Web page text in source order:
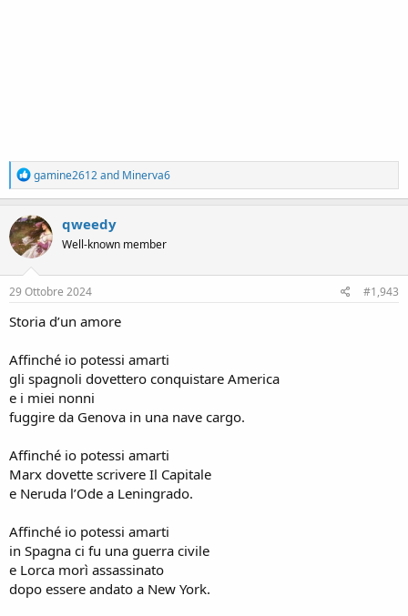
R
e
a
c
t
i
o
n
s
gamine2612and Minerva6
qweedy
Well-known member
29 Ottobre 2024 #1,943
Storia d’un amore
Affinché io potessi amarti
gli spagnoli dovettero conquistare America
e i miei nonni
fuggire da Genova in una nave cargo.
Affinché io potessi amarti
Marx dovette scrivere Il Capitale
e Neruda l’Ode a Leningrado.
Affinché io potessi amarti
in Spagna ci fu una guerra civile
e Lorca morì assassinato
dopo essere andato a New York.